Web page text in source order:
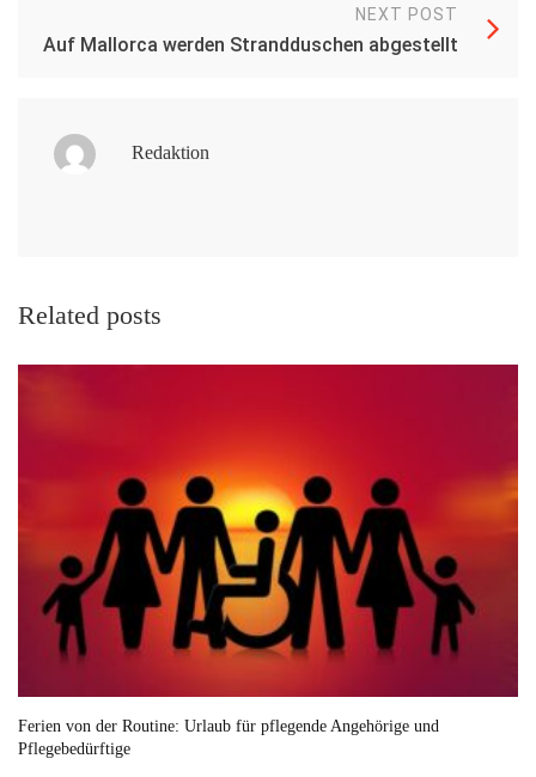
NEXT POST
Auf Mallorca werden Strandduschen abgestellt
Redaktion
Related posts
Ferien von der Routine: Urlaub für pflegende Angehörige und
Pflegebedürftige